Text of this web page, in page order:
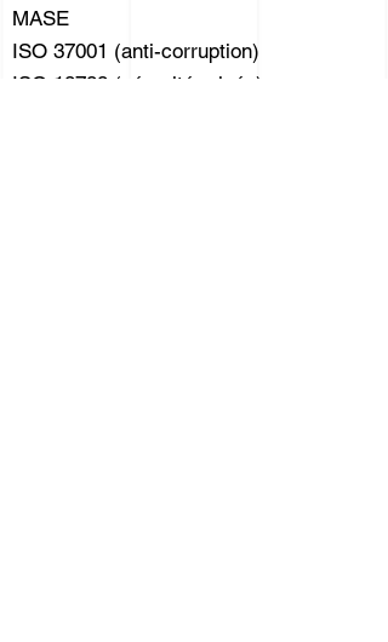
MASE
ISO 37001 (anti-corruption)
ISO 18788 (sécurité privée)